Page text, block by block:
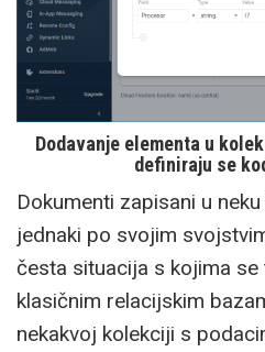
Dodavanje elementa u
definiraju se
Dokumenti zapisani u
jednaki po svojim
česta situacija s kojima se
klasičnim relacijskim
nekakvoj kolekciji s